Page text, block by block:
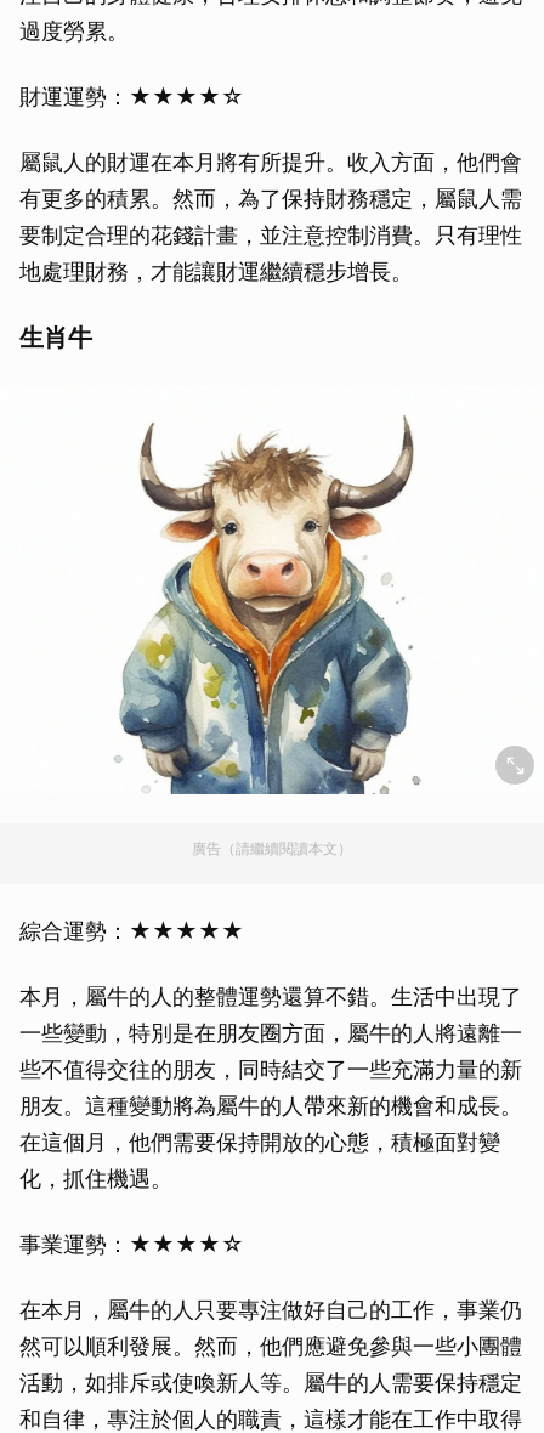
過度勞累。
財運運勢：★★★★☆
屬鼠人的財運在本月將有所提升。收入方面，他們會
有更多的積累。然而，為了保持財務穩定，屬鼠人需
要制定合理的花錢計畫，並注意控制消費。只有理性
地處理財務，才能讓財運繼續穩步增長。
生肖牛
廣告（請繼續閱讀本文）
綜合運勢：★★★★★
本月，屬牛的人的整體運勢還算不錯。生活中出現了
一些變動，特別是在朋友圈方面，屬牛的人將遠離一
些不值得交往的朋友，同時結交了一些充滿力量的新
朋友。這種變動將為屬牛的人帶來新的機會和成長。
在這個月，他們需要保持開放的心態，積極面對變
化，抓住機遇。
事業運勢：★★★★☆
在本月，屬牛的人只要專注做好自己的工作，事業仍
然可以順利發展。然而，他們應避免參與一些小團體
活動，如排斥或使喚新人等。屬牛的人需要保持穩定
和自律，專注於個人的職責，這樣才能在工作中取得